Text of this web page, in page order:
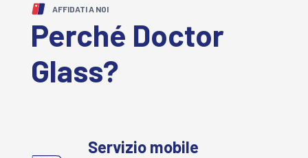
AFFIDATI A NOI
Perché Doctor
Glass?
Servizio mobile